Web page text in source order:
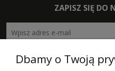
ZAPISZ SIĘ DO
Dbamy o Twoją